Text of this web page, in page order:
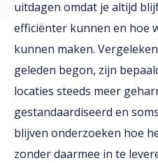
uitdagen omdat je altijd
efficiënter kunnen en hoe
kunnen maken.
geleden begon, zijn
locaties steeds meer
gestandaardiseerd en
blijven onderzoeken hoe
zonder daarmee in te